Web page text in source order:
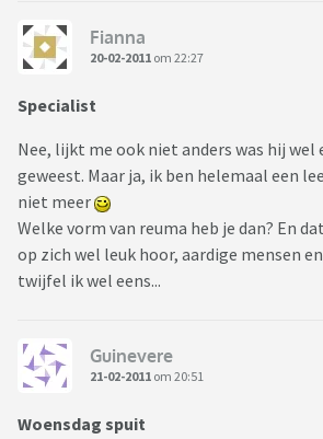
Fianna
20-02-2011 om 22:27
Specialist
Nee, lijkt me ook niet anders was hij wel
geweest. Maar ja, ik ben helemaal een
niet meer
Welke vorm van reuma heb je dan? En
op zich wel leuk hoor, aardige mensen
twijfel ik wel eens...
Guinevere
21-02-2011 om 20:51
Woensdag spuit